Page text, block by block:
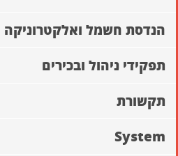
הנדסת חשמל ואלקטרוניקה
תפקידי ניהול ובכירים
תקשורת
System